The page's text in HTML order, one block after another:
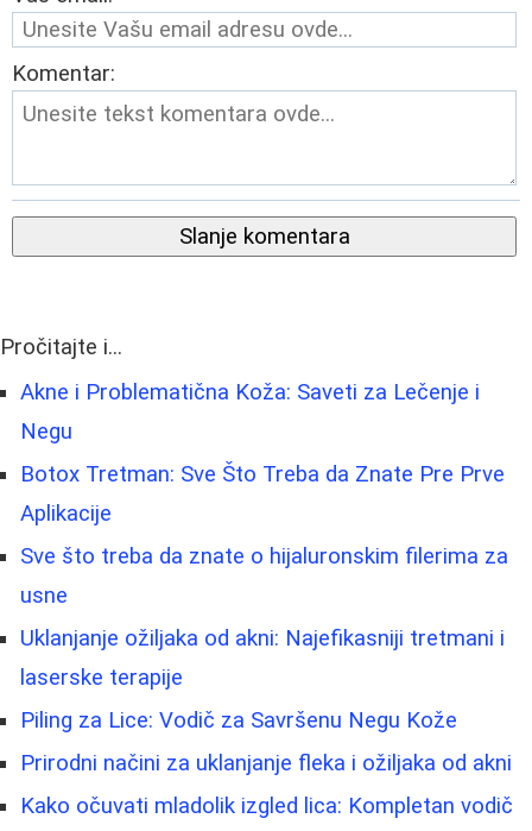
Komentar:
Slanje komentara
Pročitajte i...
Akne i Problematična Koža: Saveti za Lečenje i
Negu
Botox Tretman: Sve Što Treba da Znate Pre Prve
Aplikacije
Sve što treba da znate o hijaluronskim filerima za
usne
Uklanjanje ožiljaka od akni: Najefikasniji tretmani i
laserske terapije
Piling za Lice: Vodič za Savršenu Negu Kože
Prirodni načini za uklanjanje fleka i ožiljaka od akni
Kako očuvati mladolik izgled lica: Kompletan vodič